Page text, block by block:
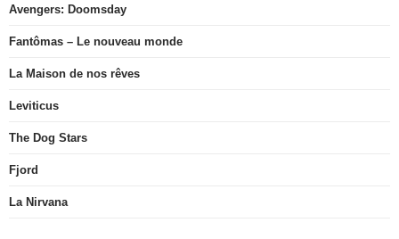
Avengers: Doomsday
Fantômas – Le nouveau monde
La Maison de nos rêves
Leviticus
The Dog Stars
Fjord
La Nirvana